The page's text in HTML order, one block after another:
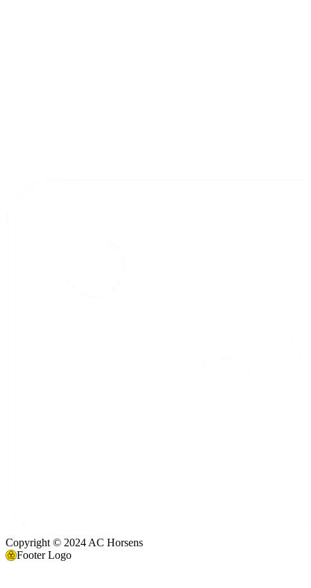
Copyright © 2024 AC Horsens
Footer Logo